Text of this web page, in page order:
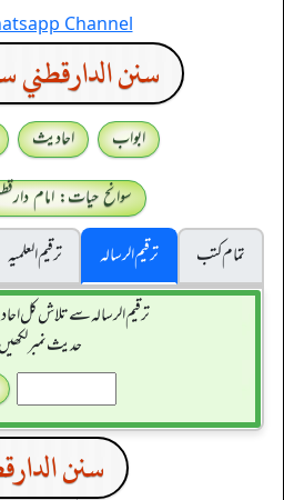
Channel
سنن الدارقطني
ابواب احادیث
سوانح حیات: امام
تمام کتب
ترقیم الرسالہ ترقیم العلمیہ
ترقیم الرسالہ سے تلاش کل
حدیث نمبر
سنن